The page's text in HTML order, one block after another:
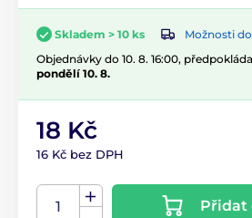
Skladem > 10 ks
Možnosti
Objednávky do 10. 8. 16:00,
pondělí 10. 8.
18 Kč
16 Kč bez DPH
Přidat